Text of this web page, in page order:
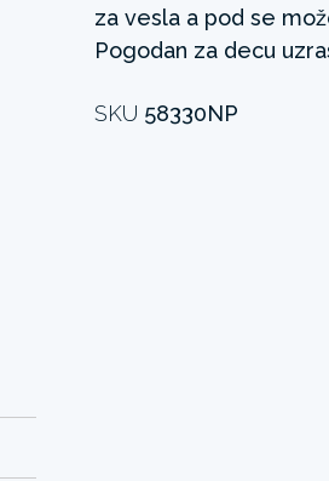
za vesla a pod se
Pogodan za decu
SKU 58330NP